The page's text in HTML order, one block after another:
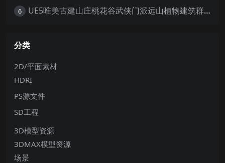
6 UE5唯美古建山庄桃花谷武侠门派远山植物建筑群寺庙宫殿场景
分类
2D/平面素材
HDRI
PS源文件
SD工程
3D模型资源
3DMAX模型资源
场景